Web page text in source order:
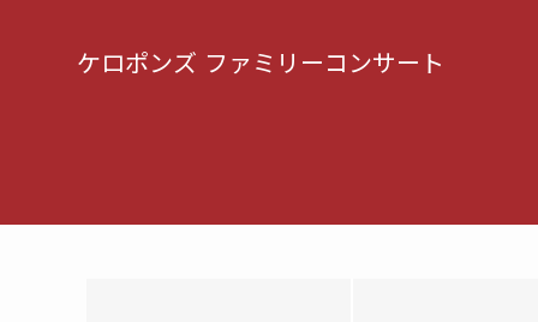
ケロポンズ ファミリーコンサート